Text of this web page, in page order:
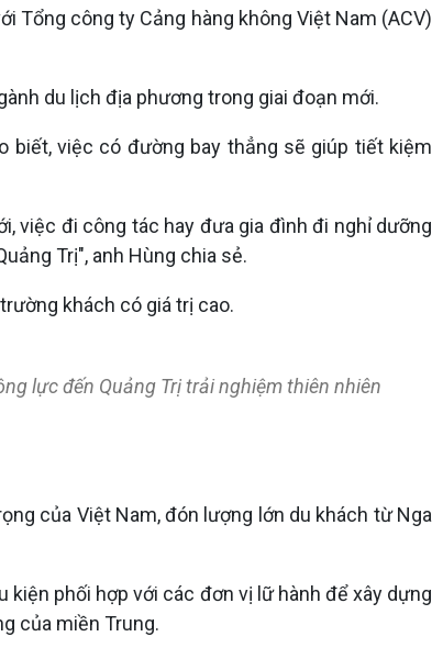
Tổng công ty Cảng hàng không Việt Nam (ACV)
du lịch địa phương trong giai đoạn mới.
biết, việc có đường bay thẳng sẽ giúp tiết kiệm
việc đi công tác hay đưa gia đình đi nghỉ dưỡng
Trị", anh Hùng chia sẻ.
khách có giá trị cao.
lực đến Quảng Trị trải nghiệm thiên nhiên
của Việt Nam, đón lượng lớn du khách từ Nga
kiện phối hợp với các đơn vị lữ hành để xây dựng
của miền Trung.